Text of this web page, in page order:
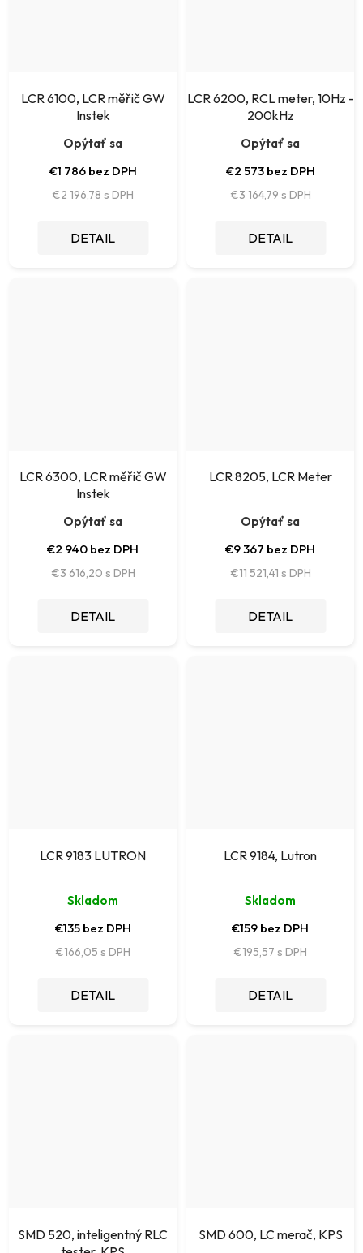
LCR 6100, LCR měřič GW
Instek
Opýtať sa
€1 786 bez DPH
€2 196,78
DETAIL
LCR 6200, RCL meter, 10Hz -
200kHz
Opýtať sa
€2 573 bez DPH
€3 164,79
DETAIL
LCR 6300, LCR měřič GW
Instek
Opýtať sa
€2 940 bez DPH
€3 616,20
DETAIL
LCR 8205, LCR Meter
Opýtať sa
€9 367 bez DPH
€11 521,41
DETAIL
LCR 9183 LUTRON
Skladom
€135 bez DPH
€166,05
DETAIL
LCR 9184, Lutron
Skladom
€159 bez DPH
€195,57
DETAIL
SMD 520, inteligentný RLC
SMD 600, LC merač, KPS